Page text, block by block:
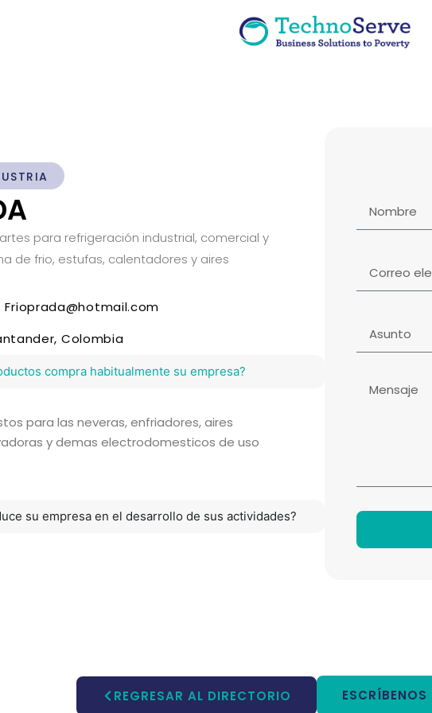
para refrigeración industrial, comercial y
de frio, estufas, calentadores y aires
Frioprada@hotmail.com
Colombia
compra habitualmente su empresa?
para las neveras, enfriadores, aires
y demas electrodomesticos de uso
su empresa en el desarrollo de sus actividades?
REGRESAR AL DIRECTORIO